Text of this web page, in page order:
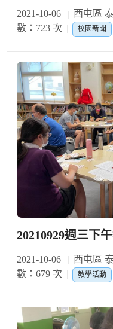
2021-10-06 西屯區
數：723 次
校園新聞
20210929週三下
2021-10-06 西屯區
數：679 次
教學活動